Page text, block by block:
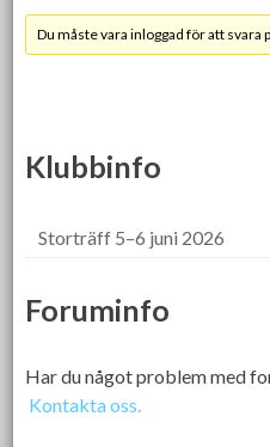
Du måste vara inloggad för att svara
Klubbinfo
Storträff 5–6 juni 2026
Foruminfo
Har du något problem med
Kontakta oss.